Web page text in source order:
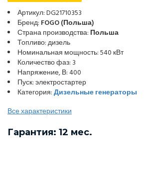
Артикул: DG21710353
Бренд: FOGO (Польша)
Страна производства: Польша
Топливо: дизель
Номинальная мощность: 540 кВт
Количество фаз: 3
Напряжение, В: 400
Пуск: электростартер
Категория:Дизельные генераторы
Все характеристики
Гарантия: 12 мес.